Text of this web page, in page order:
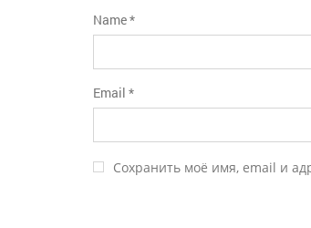
Name*
Email *
Сохранить моё имя, email и